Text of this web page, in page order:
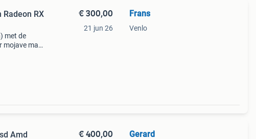
Radeon RX
met de
mojave mac
€ 300,00
21 jun 26
Frans
Venlo
Amd
€ 400,00 Gerard